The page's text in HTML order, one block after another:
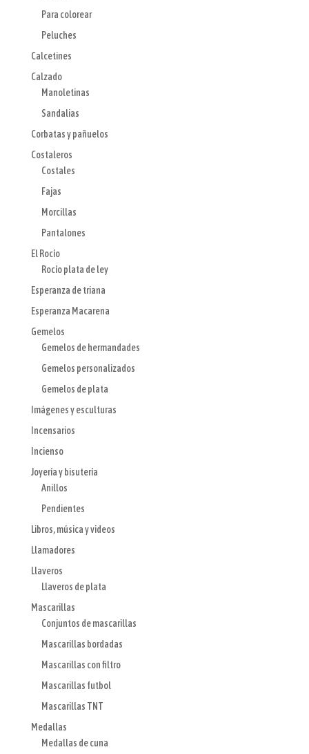
Para colorear
Peluches
Calcetines
Calzado
Manoletinas
Sandalias
Corbatas y pañuelos
Costaleros
Costales
Fajas
Morcillas
Pantalones
El Rocío
Rocío plata de ley
Esperanza de triana
Esperanza Macarena
Gemelos
Gemelos de hermandades
Gemelos personalizados
Gemelos de plata
Imágenes y esculturas
Incensarios
Incienso
Joyería y bisutería
Anillos
Pendientes
Libros, música y videos
Llamadores
Llaveros
Llaveros de plata
Mascarillas
Conjuntos de mascarillas
Mascarillas bordadas
Mascarillas con filtro
Mascarillas futbol
Mascarillas TNT
Medallas
Medallas de cuna